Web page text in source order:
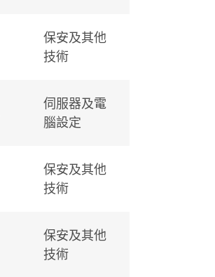
保安及其他
技術
伺服器及電
腦設定
保安及其他
技術
保安及其他
技術